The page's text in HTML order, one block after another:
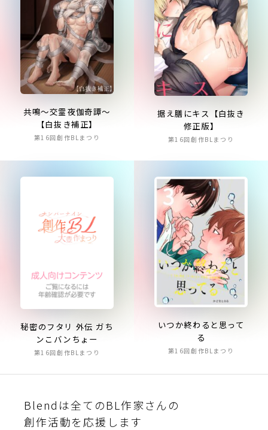
共鳴～交霊夜伽奇譚～
【白抜き補正】
第16回創作BLまつり
据え膳にキス【白抜き
修正版】
第16回創作BLまつり
秘密のフタリ 外伝 ガち
ンこバンちょー
第16回創作BLまつり
いつか終わると思って
る
第16回創作BLまつり
Blendは全てのBL作家さんの
創作活動を応援します